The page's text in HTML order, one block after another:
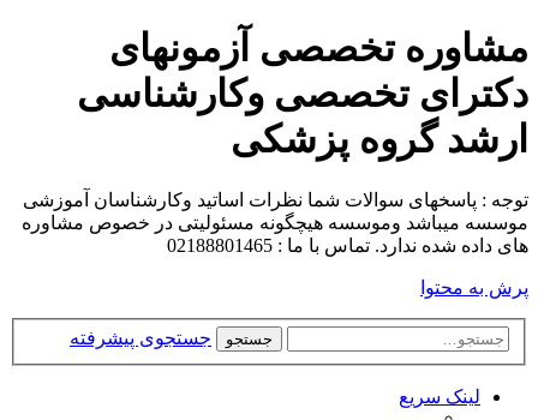
مشاوره تخصصی آزمونهای
دکترای تخصصی وکارشناسی
ارشد گروه پزشکی
توجه : پاسخهای سوالات شما نظرات اساتید وکارشناسان آموزشی
موسسه میباشد وموسسه هیچگونه مسئولیتی در خصوص مشاوره
های داده شده ندارد. تماس با ما : 02188801465
پرش به محتوا
جستجو جستجوی پیشرفته
لینک سریع